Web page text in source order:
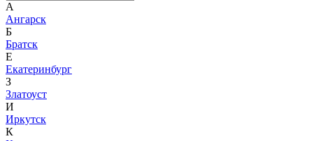
А
Ангарск
Б
Братск
Е
Екатеринбург
З
Златоуст
И
Иркутск
К